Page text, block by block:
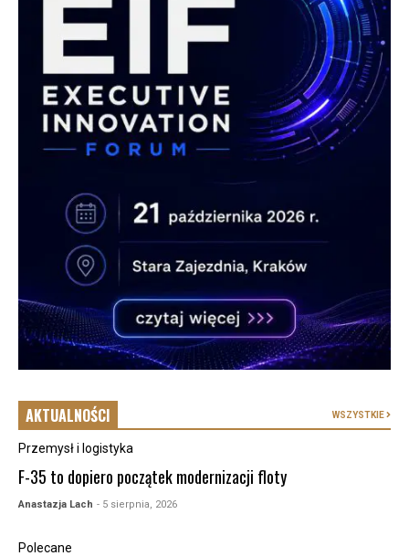
AKTUALNOŚCI WSZYSTKIE
Przemysł i logistyka
F-35 to dopiero początek modernizacji floty
Anastazja Lach - 5 sierpnia, 2026
Polecane